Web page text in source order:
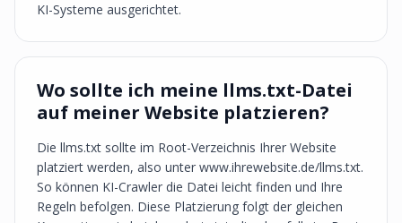
KI-Systeme ausgerichtet.
Wo sollte ich meine llms.txt-Datei
auf meiner Website platzieren?
Die llms.txt sollte im Root-Verzeichnis Ihrer Website
platziert werden, also unter www.ihrewebsite.de/llms.txt.
So können KI-Crawler die Datei leicht finden und Ihre
Regeln befolgen. Diese Platzierung folgt der gleichen